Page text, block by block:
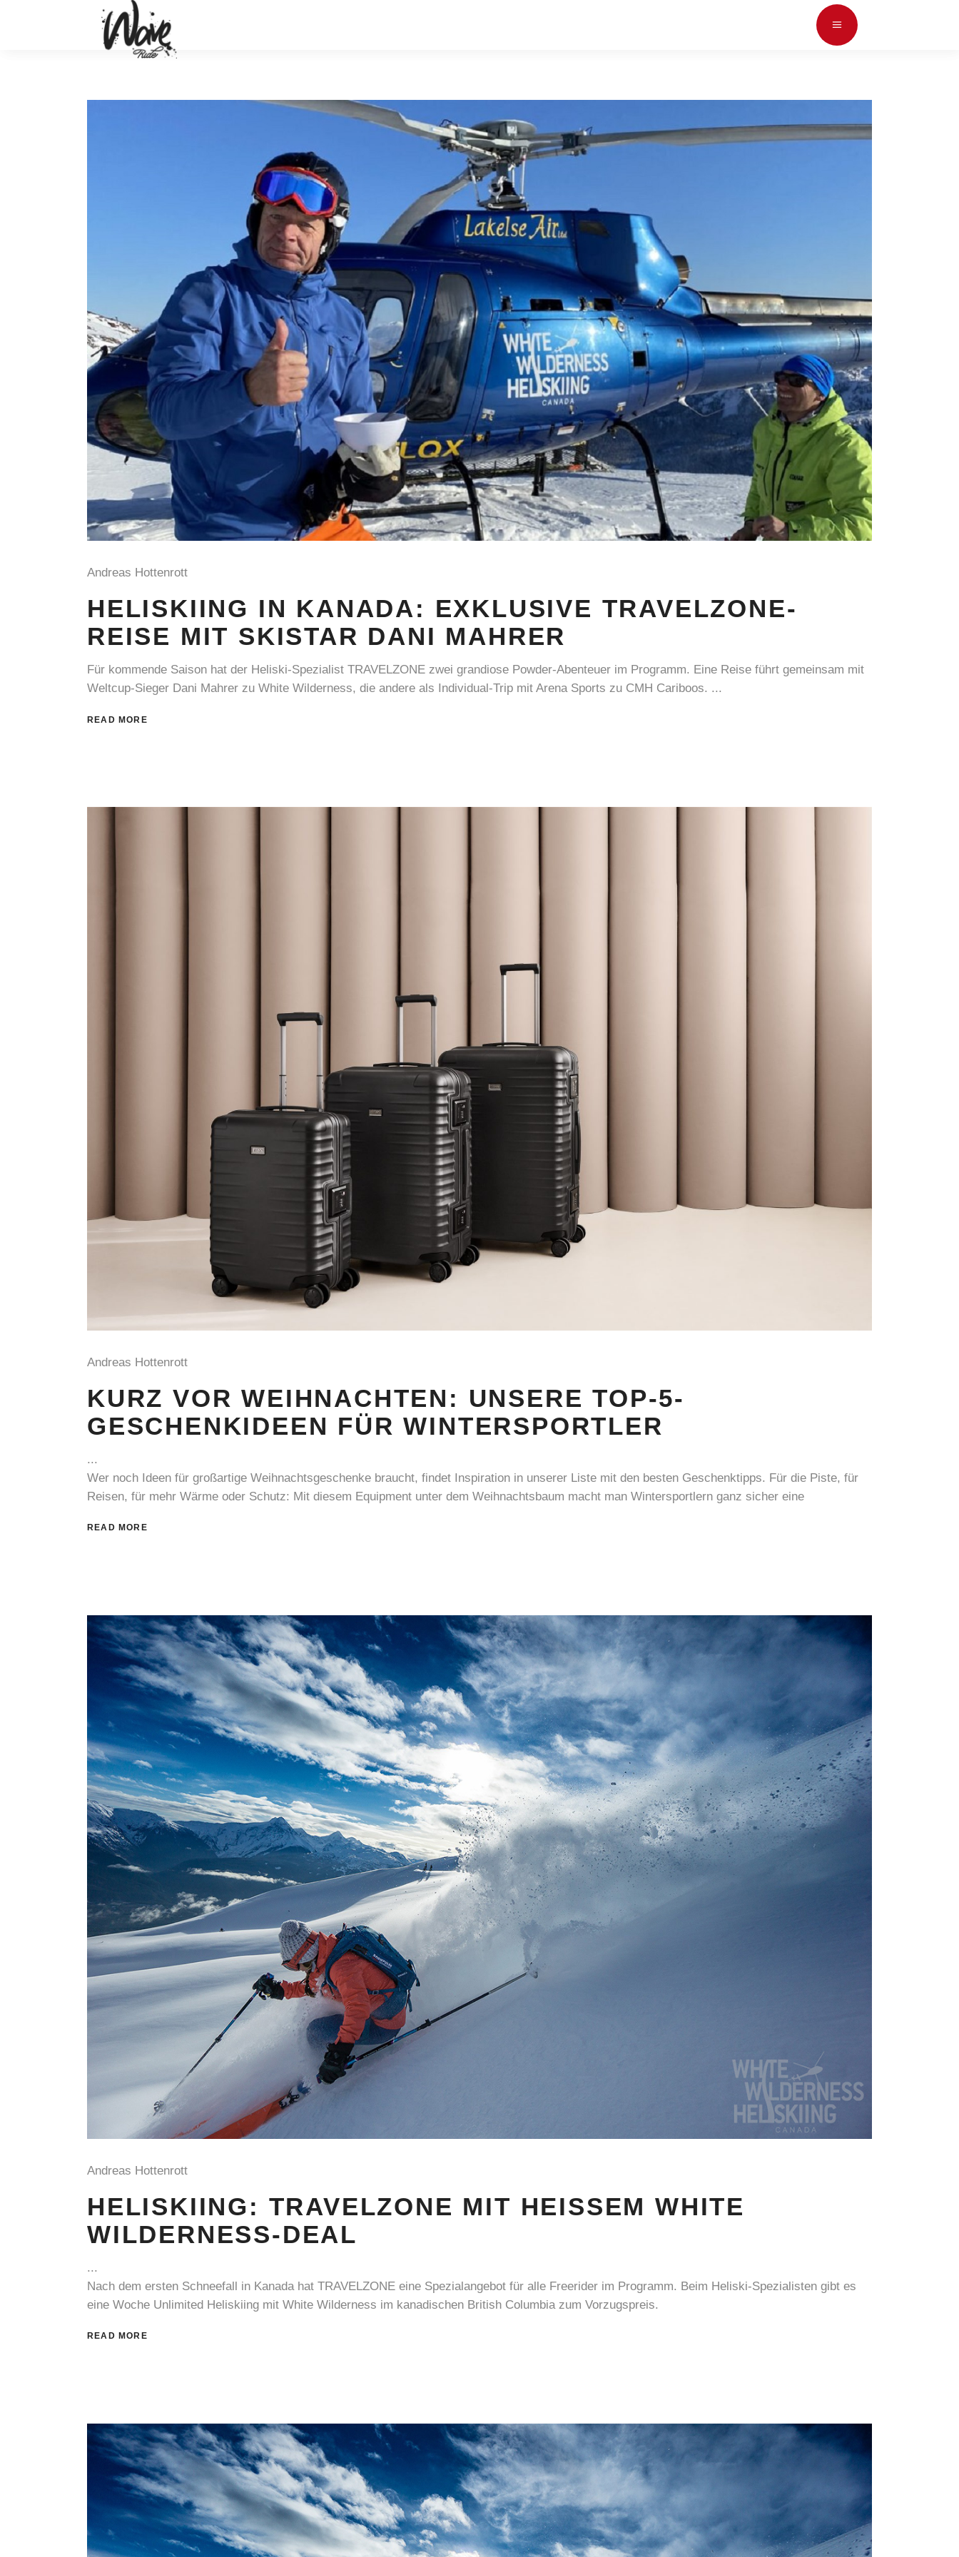
Andreas Hottenrott
HELISKIING IN KANADA: EXKLUSIVE TRAVELZONE-
REISE MIT SKISTAR DANI MAHRER
Für kommende Saison hat der Heliski-Spezialist TRAVELZONE zwei grandiose Powder-Abenteuer im Programm. Eine Reise führt gemeinsam mit
Weltcup-Sieger Dani Mahrer zu White Wilderness, die andere als Individual-Trip mit Arena Sports zu CMH Cariboos.
READ MORE
Andreas Hottenrott
KURZ VOR WEIHNACHTEN: UNSERE TOP-5-
GESCHENKIDEEN FÜR WINTERSPORTLER
Wer noch Ideen für großartige Weihnachtsgeschenke braucht, findet Inspiration in unserer Liste mit den besten Geschenktipps. Für die Piste, für
Reisen, für mehr Wärme oder Schutz: Mit diesem Equipment unter dem Weihnachtsbaum macht man Wintersportlern ganz sicher eine
READ MORE
Andreas Hottenrott
HELISKIING: TRAVELZONE MIT HEISSEM WHITE W
ILDERNESS-DEAL
Nach dem ersten Schneefall in Kanada hat TRAVELZONE eine Spezialangebot für alle Freerider im Programm. Beim Heliski-Spezialisten gibt es
eine Woche Unlimited Heliskiing mit White Wilderness im kanadischen British Columbia zum Vorzugspreis.
READ MORE